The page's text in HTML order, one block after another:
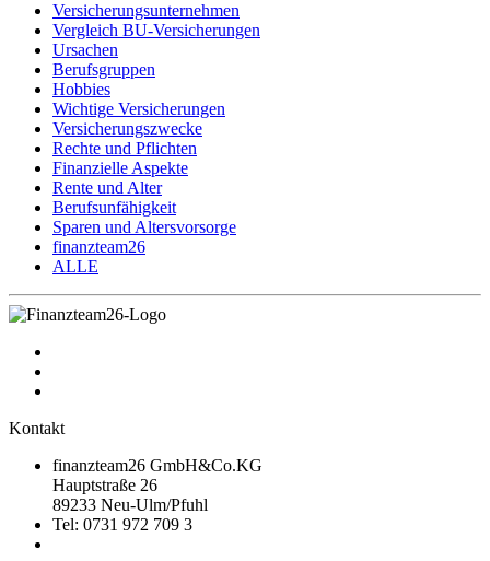
Versicherungsunternehmen
Vergleich BU-Versicherungen
Ursachen
Berufsgruppen
Hobbies
Wichtige Versicherungen
Versicherungszwecke
Rechte und Pflichten
Finanzielle Aspekte
Rente und Alter
Berufsunfähigkeit
Sparen und Altersvorsorge
finanzteam26
ALLE
Kontakt
finanzteam26 GmbH&Co.KG
Hauptstraße 26
89233 Neu-Ulm/Pfuhl
Tel: 0731 972 709 3